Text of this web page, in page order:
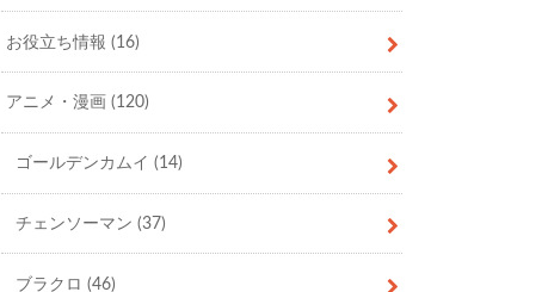
お役立ち情報(16)
アニメ・漫画(120)
ゴールデンカムイ (14)
チェンソーマン (37)
ブラクロ (46)